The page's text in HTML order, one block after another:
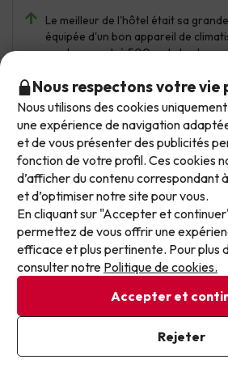
Le meilleur de l'hôtel était sa
équipée d'un bon appareil de
emplacement, à 500 m de la plage.
Le pire, l'hôtel est vieux, avec peu
nourriture manque de variété, il y
un seul billard, l'animation est très
les baignoires sont anciennes, une
pour les 600 personnes que peut
le recommande pas.
Antonio A voyagé en famille
Juillet 2026
Les chambres sont correctes, la
Ne laissez plus passer les
Nos offres évoluent chaque jour.
recevez chaque semaine une
nos dernières offres de
jamais passer à côté d’un
Écrivez votre e-mail ici
J'ai déjà souscrit
En vous inscrivant à notre newsletter, vous
pour recevoir des communications
Nous respectons votre vie
Nous utilisons des cookies
une expérience de navigation
et de vous présenter des publicités
fonction de votre profil. Ces cookies
d’afficher du contenu correspondant
et d’optimiser notre site pour vous.
En cliquant sur "Accepter et
permettez de vous offrir une
efficace et plus pertinente. Pour plus
consulter notre Politique de cookies.
Accepter et
Rejeter